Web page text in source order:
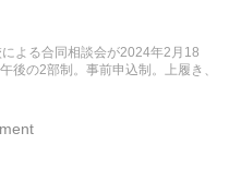
中学生向け）
よる合同相談会が2024年2月18
後の2部制。事前申込制。上履き、